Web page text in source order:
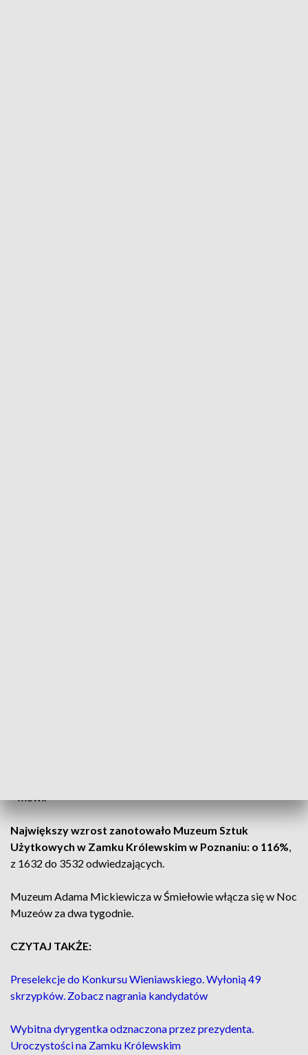
– mówi.
Największy wzrost zanotowało Muzeum Sztuk
Użytkowych w Zamku Królewskim w Poznaniu: o 116%,
z 1632 do 3532 odwiedzających.
Muzeum Adama Mickiewicza w Śmiełowie włącza się w Noc
Muzeów za dwa tygodnie.
CZYTAJ TAKŻE:
Preselekcje do Konkursu Wieniawskiego. Wyłonią 49
skrzypków. Zobacz nagrania kandydatów
Wybitna dyrygentka odznaczona przez prezydenta.
Uroczystości na Zamku Królewskim